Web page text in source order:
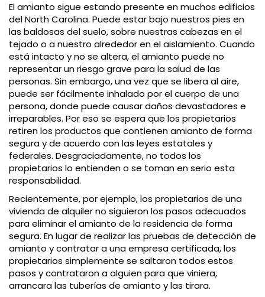
El amianto sigue estando presente en muchos edificios
del North Carolina. Puede estar bajo nuestros pies en
las baldosas del suelo, sobre nuestras cabezas en el
tejado o a nuestro alrededor en el aislamiento. Cuando
está intacto y no se altera, el amianto puede no
representar un riesgo grave para la salud de las
personas. Sin embargo, una vez que se libera al aire,
puede ser fácilmente inhalado por el cuerpo de una
persona, donde puede causar daños devastadores e
irreparables. Por eso se espera que los propietarios
retiren los productos que contienen amianto de forma
segura y de acuerdo con las leyes estatales y
federales. Desgraciadamente, no todos los
propietarios lo entienden o se toman en serio esta
responsabilidad.
Recientemente, por ejemplo, los propietarios de una
vivienda de alquiler no siguieron los pasos adecuados
para eliminar el amianto de la residencia de forma
segura. En lugar de realizar las pruebas de detección de
amianto y contratar a una empresa certificada, los
propietarios simplemente se saltaron todos estos
pasos y contrataron a alguien para que viniera,
arrancara las tuberías de amianto y las tirara.